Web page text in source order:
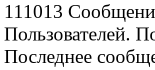
111013
Пользователей.
Последнее